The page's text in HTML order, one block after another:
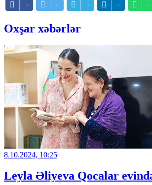
Oxşar xəbərlər
8.10.2024, 10:25
Leyla Əliyeva Qocalar